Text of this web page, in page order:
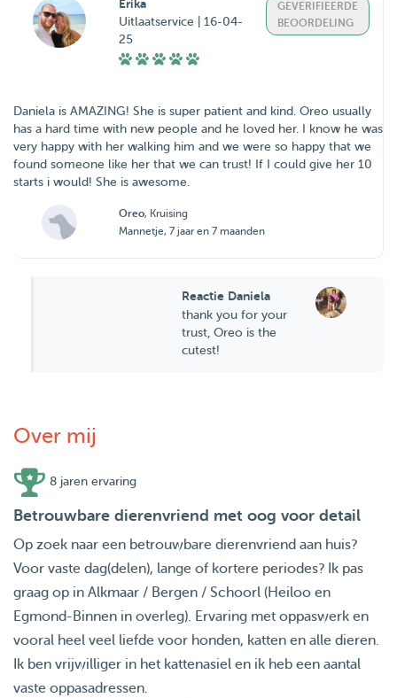
Erika
Uitlaatservice | 16-04-
25
GEVERIFIEERDE
BEOORDELING
Daniela is AMAZING! She is super patient and kind. Oreo usually
has a hard time with new people and he loved her. I know he was
very happy with her walking him and we were so happy that we
found someone like her that we can trust! If I could give her 10
Oreo, Kruising
Mannetje, 7 jaar en 7 maanden
Reactie Daniela
thank you for your
trust, Oreo is the
cutest!
Over mij
8 jaren ervaring
Betrouwbare dierenvriend met oog voor detail
Op zoek naar een betrouwbare dierenvriend aan huis?
Voor vaste dag(delen), lange of kortere periodes? Ik pas
graag op in Alkmaar / Bergen / Schoorl (Heiloo en
Egmond-Binnen in overleg). Ervaring met oppaswerk en
vooral heel veel liefde voor honden, katten en alle dieren.
Ik ben vrijwilliger in het kattenasiel en ik heb een aantal
vaste oppasadressen.